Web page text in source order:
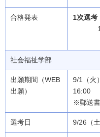
1次選考
社会福祉学部
9/1（火
16:00
※郵送
9/26（土